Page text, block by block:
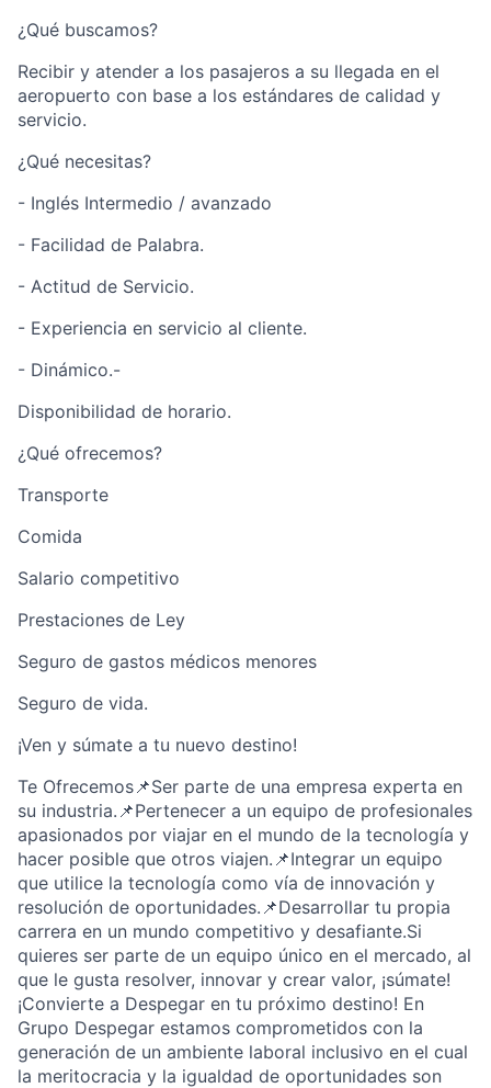
¿Qué buscamos?
Recibir y atender a los pasajeros a su llegada en el
aeropuerto con base a los estándares de calidad y
servicio.
¿Qué necesitas?
- Inglés Intermedio / avanzado
- Facilidad de Palabra.
- Actitud de Servicio.
- Experiencia en servicio al cliente.
- Dinámico.-
Disponibilidad de horario.
¿Qué ofrecemos?
Transporte
Comida
Salario competitivo
Prestaciones de Ley
Seguro de gastos médicos menores
Seguro de vida.
¡Ven y súmate a tu nuevo destino!
Te Ofrecemos📌Ser parte de una empresa experta en
su industria.📌Pertenecer a un equipo de profesionales
apasionados por viajar en el mundo de la tecnología y
hacer posible que otros viajen.📌Integrar un equipo
que utilice la tecnología como vía de innovación y
resolución de oportunidades.📌Desarrollar tu propia
carrera en un mundo competitivo y desafiante.Si
quieres ser parte de un equipo único en el mercado, al
que le gusta resolver, innovar y crear valor, ¡súmate!
¡Convierte a Despegar en tu próximo destino! En
Grupo Despegar estamos comprometidos con la
generación de un ambiente laboral inclusivo en el cual
la meritocracia y la igualdad de oportunidades son